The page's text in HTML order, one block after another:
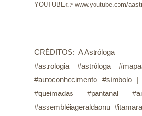
YOUTUBE👉 www.youtube.com/
CRÉDITOS: A Astróloga
#astrologia #astróloga
#autoconhecimento
#queimadas #pantanal
#assembléiageraldaonu